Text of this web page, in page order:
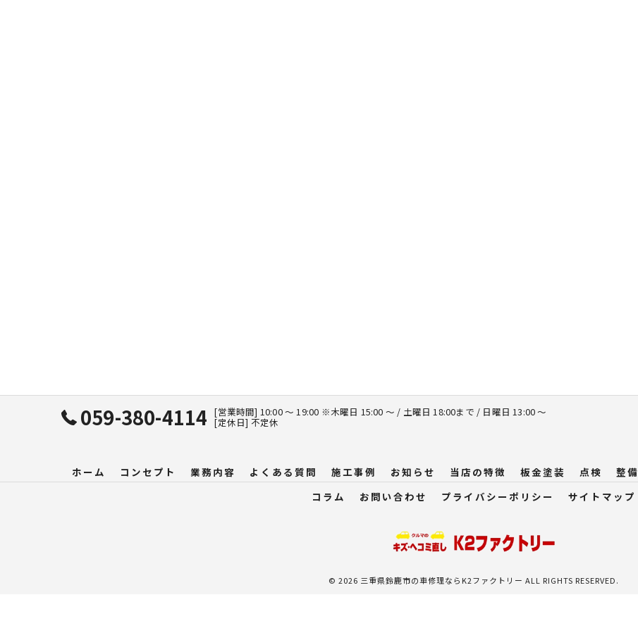
059-380-4114 [営業時間] 10:00 〜 19:00 ※木曜日 15:00 ～ / 土曜日 18:00まで / 日曜日 13:00 ～
[定休日] 不定休
ホーム コンセプト 業務内容 よくある質問 施工事例 お知らせ 当店の特徴 板金塗装 点検 整備
コラム
お問い合わせ プライバシーポリシー サイトマップ
© 2026 三重県鈴鹿市の車修理ならK2ファクトリー ALL RIGHTS RESERVED.